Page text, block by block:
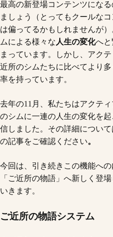
最高の新登場コンテンツにな
ましょう（とってもクールな
は偏ってるかもしれませんが
ムによる様々な 人生の変化へ
まっています。しかし、アク
近所のシムたちに比べてより
率を持っています。
去年の11月、私たちはアクテ
のシムに一連の人生の変化を
信しました。その詳細について
の記事をご確認ください。
今回は、引き続きこの機能へ
「ご近所の物語」へ新しく登
いきます。
ご近所の物語システム